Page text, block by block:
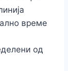
време
од